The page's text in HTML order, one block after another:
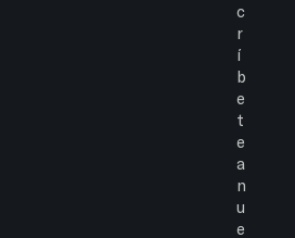
c
r
í
b
e
t
e
a
n
u
e